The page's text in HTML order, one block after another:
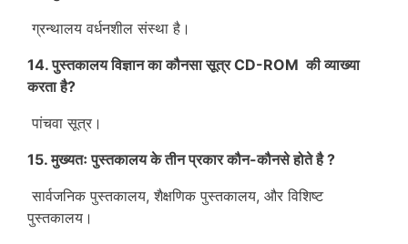
ग्रन्थालय वर्धनशील संस्था है।
14. पुस्तकालय विज्ञान का कौनसा सूत्र CD-ROM की व्याख्या
करता है?
पांचवा सूत्र।
15. मुख्यतः पुस्तकालय के तीन प्रकार कौन-कौनसे होते है ?
सार्वजनिक पुस्तकालय, शैक्षणिक पुस्तकालय, और विशिष्ट
पुस्तकालय।